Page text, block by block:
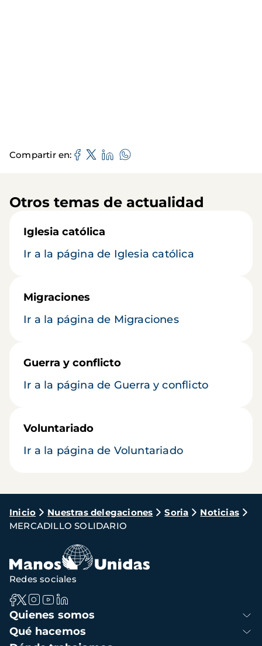
Compartir en
Otros temas de actualidad
Iglesia católica
Ir a la página de Iglesia católica
Migraciones
Ir a la página de Migraciones
Guerra y conflicto
Ir a la página de Guerra y conflicto
Voluntariado
Ir a la página de Voluntariado
Ruta
de
navegación
Inicio Nuestras delegaciones Soria
Noticias
MERCADILLO SOLIDARIO
Navegación
principal
Quienes somos
Qué hacemos
Redes sociales